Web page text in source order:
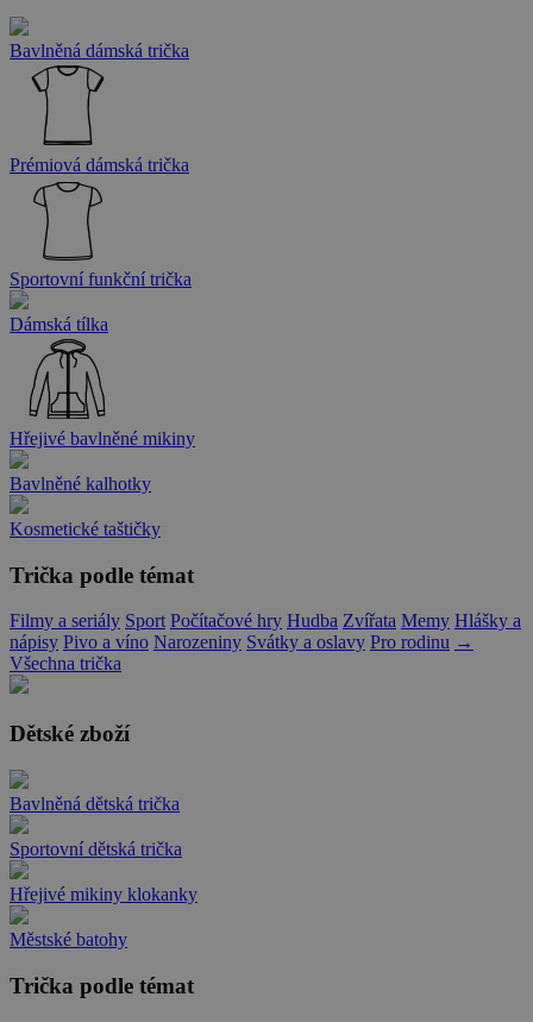
Bavlněná dámská trička
Prémiová dámská trička
Sportovní funkční trička
Dámská tílka
Hřejivé bavlněné mikiny
Bavlněné kalhotky
Kosmetické taštičky
Trička podle témat
Filmy a seriály Sport Počítačové hry Hudba Zvířata Memy Hlášky a
nápisy Pivo a víno Narozeniny Svátky a oslavy Pro rodinu →
Všechna trička
Dětské zboží
Bavlněná dětská trička
Sportovní dětská trička
Hřejivé mikiny klokanky
Městské batohy
Trička podle témat